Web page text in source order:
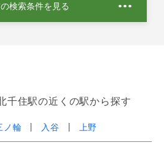
検索条件を見る
千住駅の近くの駅から探す
ノ輪 入谷 上野